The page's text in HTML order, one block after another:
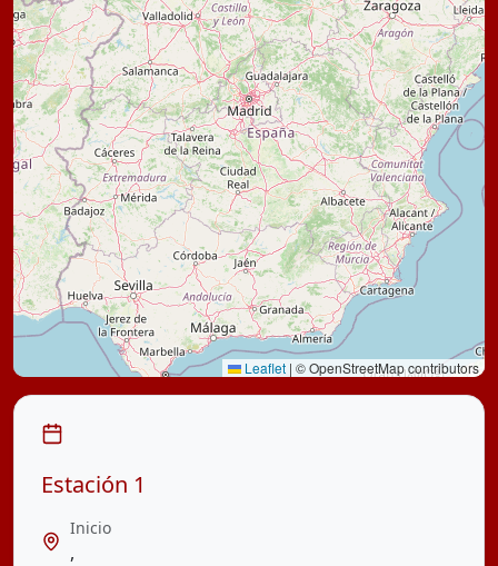
Leaflet | © OpenStreetMap contributors
Estación 1
Inicio
,